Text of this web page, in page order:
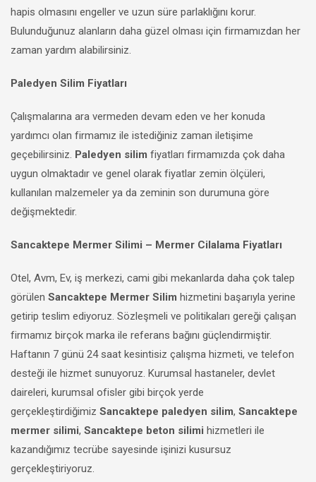
hapis olmasını engeller ve uzun süre parlaklığını korur.
Bulunduğunuz alanların daha güzel olması için firmamızdan her
zaman yardım alabilirsiniz.
Paledyen Silim Fiyatları
Çalışmalarına ara vermeden devam eden ve her konuda
yardımcı olan firmamız ile istediğiniz zaman iletişime
geçebilirsiniz. Paledyen silim fiyatları firmamızda çok daha
uygun olmaktadır ve genel olarak fiyatlar zemin ölçüleri,
kullanılan malzemeler ya da zeminin son durumuna göre
değişmektedir.
Sancaktepe Mermer Silimi – Mermer Cilalama Fiyatları
Otel, Avm, Ev, iş merkezi, cami gibi mekanlarda daha çok talep
görülen Sancaktepe Mermer Silim hizmetini başarıyla yerine
getirip teslim ediyoruz. Sözleşmeli ve politikaları gereği çalışan
firmamız birçok marka ile referans bağını güçlendirmiştir.
Haftanın 7 günü 24 saat kesintisiz çalışma hizmeti, ve telefon
desteği ile hizmet sunuyoruz. Kurumsal hastaneler, devlet
daireleri, kurumsal ofisler gibi birçok yerde
gerçekleştirdiğimiz Sancaktepe paledyen silim, Sancaktepe
mermer silimi, Sancaktepe beton silimi hizmetleri ile
kazandığımız tecrübe sayesinde işinizi kusursuz
gerçekleştiriyoruz.